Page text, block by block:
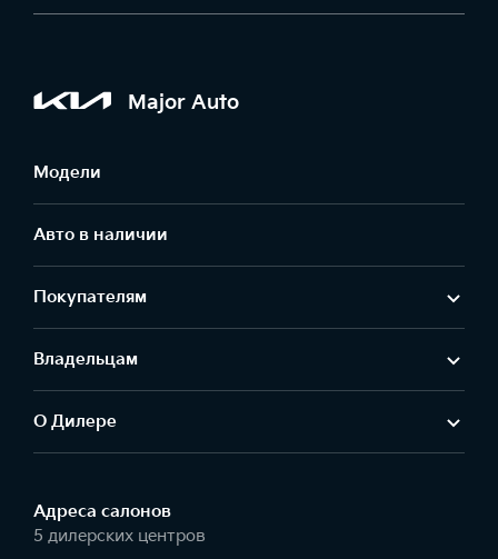
Major Auto
Модели
Авто в наличии
Покупателям
Владельцам
О Дилере
Адреса салонов
5 дилерских центров